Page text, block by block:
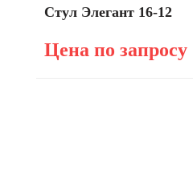
Стул Элегант 16-12
Цена по запросу